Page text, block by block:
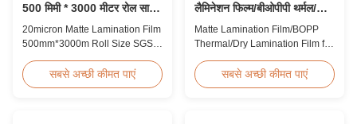
500 मिमी * 3000 मीटर रोल साइज
एसजीएस प्रमाणन
20micron Matte Lamination Film
500mm*3000m Roll Size SGS
Hot Sales Chinese Factory Price
20micron Matte Lamination Film
सबसे अच्छी कीमत पाएं
लैमिनेशन फिल्म/बीओपीपी थर्मल/
ड्राई लैमिनेशन फिल्म
Matte Lamination Film/BOPP
Thermal/Dry Lamination Film for
Lamination Film/BOPP
Thermal/Dry Lamination Film for
सबसे अच्छी कीमत पाएं